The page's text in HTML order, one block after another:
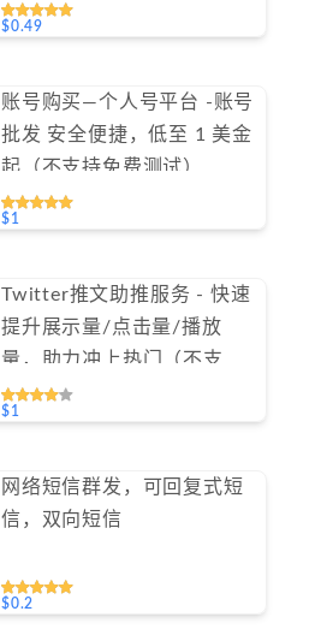
$0.49
账号购买—个人号平台 -账号
批发 安全便捷，低至 1 美金
起（不支持免费测试）
$1
Twitter推文助推服务 - 快速
提升展示量/点击量/播放
量，助力冲上热门（不支持
免费测试）
$1
网络短信群发，可回复式短
信，双向短信
$0.2